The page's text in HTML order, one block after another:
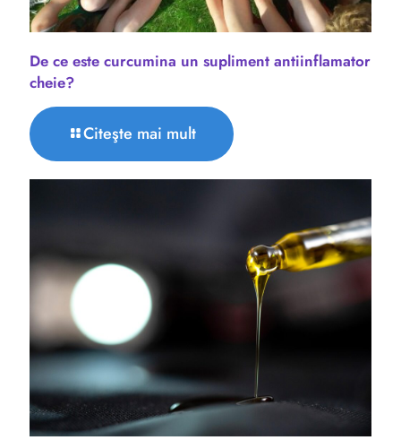
De ce este curcumina un supliment antiinflamator
cheie?
Citeşte mai mult